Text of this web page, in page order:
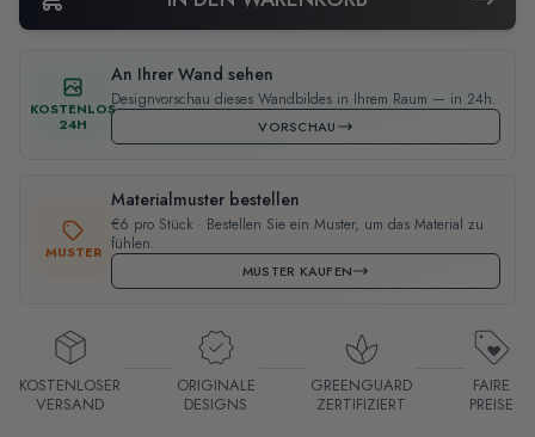
KOSTENLOS
24H
An Ihrer Wand sehen
Designvorschau dieses Wandbildes in Ihrem Raum — in 24h.
VORSCHAU
MUSTER
Materialmuster bestellen
€6 pro Stück · Bestellen Sie ein Muster, um das Material zu
fühlen.
MUSTER KAUFEN
KOSTENLOSER
VERSAND
ORIGINALE
DESIGNS
GREENGUARD
ZERTIFIZIERT
FAIRE
PREISE